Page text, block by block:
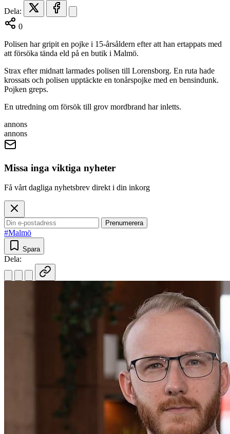
Dela:
0
Polisen har gripit en pojke i 15-årsåldern efter att han ertappats med
att försöka tända eld på en butik i Malmö.
Strax efter midnatt larmades polisen till Lorensborg. En ruta hade
krossats och polisen upptäckte en tonårspojke med en bensindunk.
Pojken greps.
En utredning om försök till grov mordbrand har inletts.
annons
annons
Missa inga viktiga nyheter
Få vårt dagliga nyhetsbrev direkt i din inkorg
Prenumerera
#Malmö
Spara
Dela: